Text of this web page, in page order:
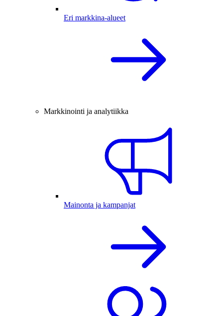
Eri markkina-alueet
Markkinointi ja analytiikka
Mainonta ja kampanjat